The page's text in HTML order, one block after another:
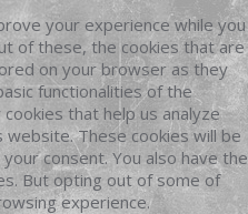
your experience while you
of these, the cookies that are
on your browser as they
functionalities of the
that help us analyze
These cookies will be
consent. You also have the
But opting out of some of
experience.